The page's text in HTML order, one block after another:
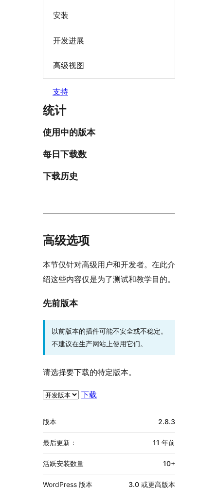
安装
开发进展
高级视图
支持
统计
使用中的版本
每日下载数
下载历史
高级选项
本节仅针对高级用户和开发者。在此介
绍这些内容仅是为了测试和教学目的。
先前版本
以前版本的插件可能不安全或不稳定。
不建议在生产网站上使用它们。
请选择要下载的特定版本。
下载
额
外
信
息
版本 2.8.3
最后更新： 11 年前
活跃安装数量 10+
WordPress 版本 3.0 或更高版本